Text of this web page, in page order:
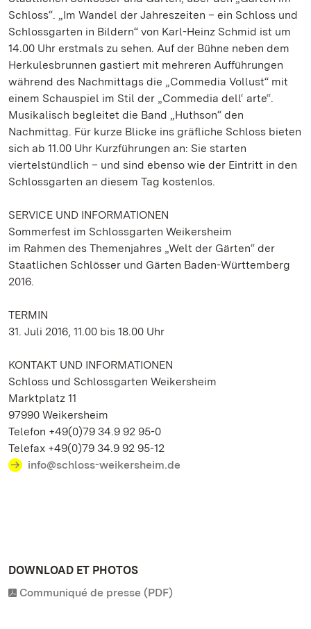
Schloss“. „Im Wandel der Jahreszeiten – ein Schloss und
Schlossgarten in Bildern“ von Karl-Heinz Schmid ist um
14.00 Uhr erstmals zu sehen. Auf der Bühne neben dem
Herkulesbrunnen gastiert mit mehreren Aufführungen
während des Nachmittags die „Commedia Vollust“ mit
einem Schauspiel im Stil der „Commedia dell‘ arte“.
Musikalisch begleitet die Band „Huthson“ den
Nachmittag. Für kurze Blicke ins gräfliche Schloss bieten
sich ab 11.00 Uhr Kurzführungen an: Sie starten
viertelstündlich – und sind ebenso wie der Eintritt in den
Schlossgarten an diesem Tag kostenlos.
SERVICE UND INFORMATIONEN
Sommerfest im Schlossgarten Weikersheim
im Rahmen des Themenjahres „Welt der Gärten“ der
Staatlichen Schlösser und Gärten Baden-Württemberg
2016.
TERMIN
31. Juli 2016, 11.00 bis 18.00 Uhr
KONTAKT UND INFORMATIONEN
Schloss und Schlossgarten Weikersheim
Marktplatz 11
97990 Weikersheim
Telefon +49(0)79 34.9 92 95-0
Telefax +49(0)79 34.9 92 95-12
info@schloss-weikersheim.de
DOWNLOAD ET PHOTOS
Communiqué de presse (PDF)